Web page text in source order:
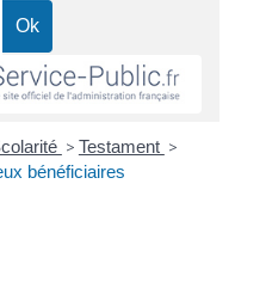
> Testament >
bénéficiaires